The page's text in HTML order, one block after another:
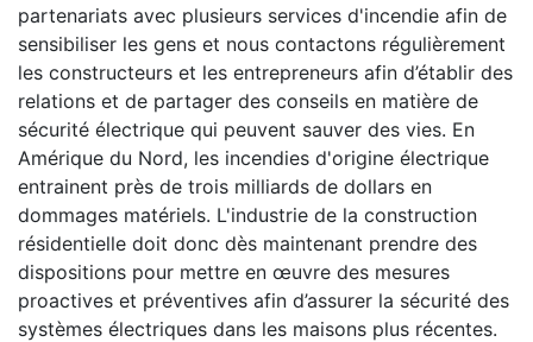
partenariats avec plusieurs services d'incendie afin de
sensibiliser les gens et nous contactons régulièrement
les constructeurs et les entrepreneurs afin d’établir des
relations et de partager des conseils en matière de
sécurité électrique qui peuvent sauver des vies. En
Amérique du Nord, les incendies d'origine électrique
entrainent près de trois milliards de dollars en
dommages matériels. L'industrie de la construction
résidentielle doit donc dès maintenant prendre des
dispositions pour mettre en œuvre des mesures
proactives et préventives afin d’assurer la sécurité des
systèmes électriques dans les maisons plus récentes.